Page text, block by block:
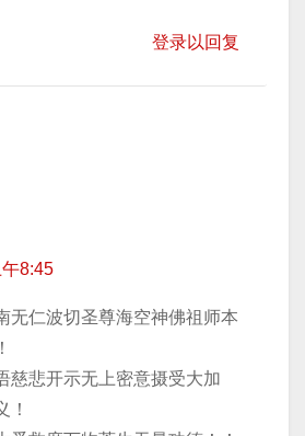
登录以回复
8:45
无仁波切圣尊海空神佛祖师本
慈悲开示无上密意摄受大加
！